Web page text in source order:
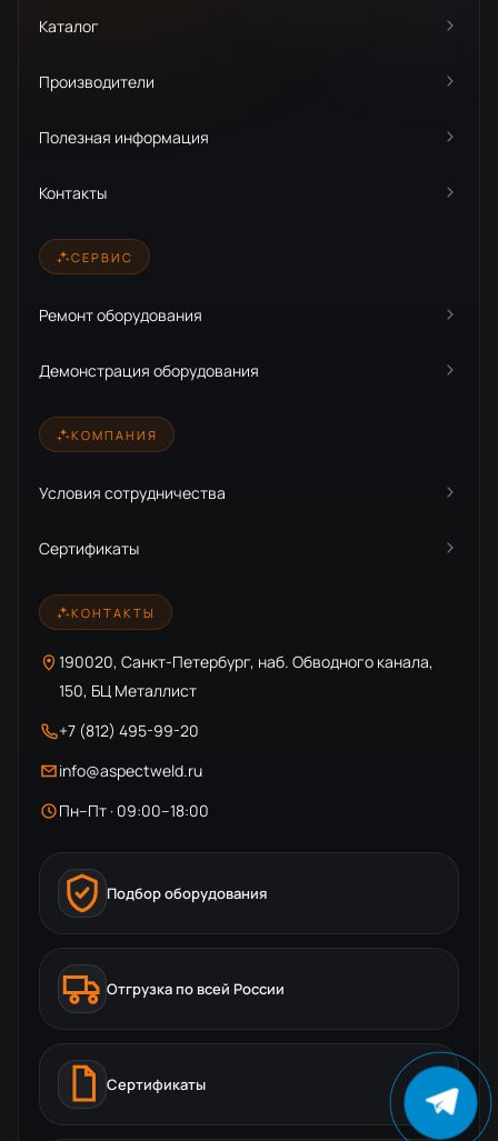
Каталог
Производители
Полезная информация
Контакты
СЕРВИС
Ремонт оборудования
Демонстрация оборудования
КОМПАНИЯ
Условия сотрудничества
Сертификаты
КОНТАКТЫ
190020, Санкт-Петербург, наб. Обводного канала,
150, БЦ Металлист
+7 (812) 495-99-20
info@aspectweld.ru
Пн–Пт · 09:00–18:00
Подбор оборудования
Отгрузка по всей России
Сертификаты